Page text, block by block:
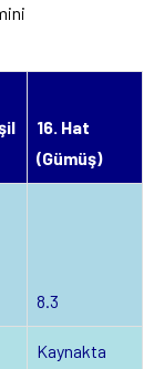
16. Hat
(Gümüş)
8.3
Kaynakta